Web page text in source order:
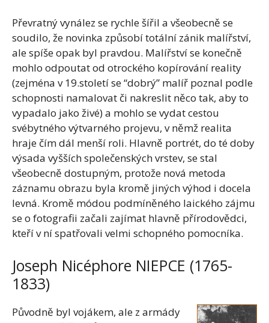
Převratný vynález se rychle šířil a všeobecně se
soudilo, že novinka způsobí totální zánik malířství,
ale spíše opak byl pravdou. Malířství se konečně
mohlo odpoutat od otrockého kopírování reality
(zejména v 19.století se “dobrý” malíř poznal podle
schopnosti namalovat či nakreslit něco tak, aby to
vypadalo jako živé) a mohlo se vydat cestou
svébytného výtvarného projevu, v němž realita
hraje čím dál menší roli. Hlavně portrét, do té doby
výsada vyšších společenských vrstev, se stal
všeobecně dostupným, protože nová metoda
záznamu obrazu byla kromě jiných výhod i docela
levná. Kromě módou podmíněného laického zájmu
se o fotografii začali zajímat hlavně přírodovědci,
kteří v ní spatřovali velmi schopného pomocníka.
Joseph Nicéphore NIEPCE (1765-
1833)
Původně byl vojákem, ale z armády